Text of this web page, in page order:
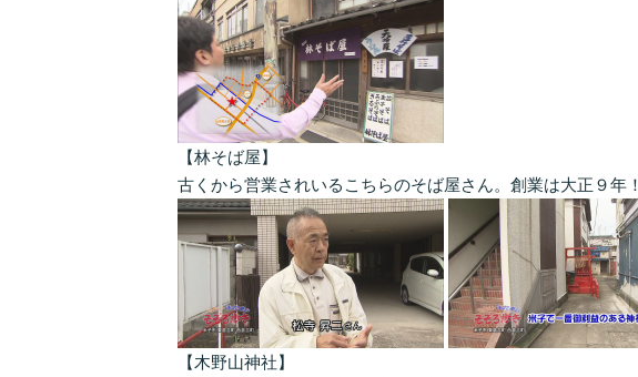
【林そば屋】
古くから営業されいるこちらのそば屋さん。創業は大正９年！
【木野山神社】